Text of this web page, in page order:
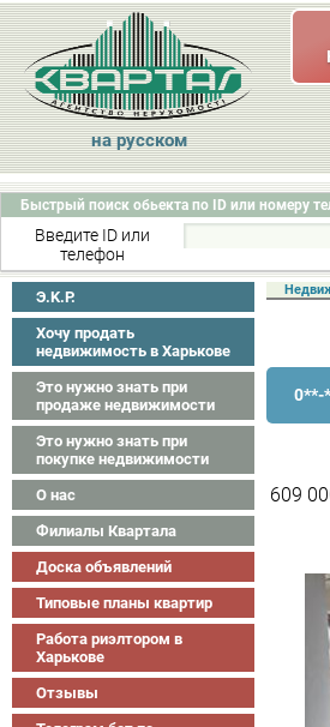
на русском
Быстрый поиск обьекта по ID или номеру
Введите ID или
телефон
Э.K.P.
Хочу продать
недвижимость в Харькове
Это нужно знать при
продаже недвижимости
Это нужно знать при
покупке недвижимости
О нас
Филиалы Квартала
Доска объявлений
Типовые планы квартир
Работа риэлтором в
Харькове
Отзывы
0**-
609